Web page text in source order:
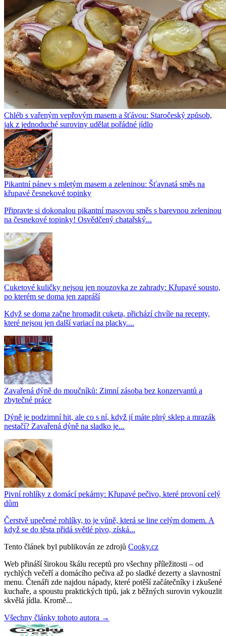
Chléb s vařeným vepřovým masem a šťávou: Staročeský způsob,
jak z jednoduché suroviny udělat pořádné jídlo
Pikantní pánev s mletým masem a zeleninou: Šťavnatá směs na
křupavé česnekové topinky
Připravte si dokonalou pikantní masovou směs s barevnou zeleninou
na česnekové topinky! Osvědčený chatařský...
Cuketové kuličky nejsou jen nouzovka ze zahrady: Křupavé sousto,
po kterém se doma jen zapráší
Když se doma začne hromadit cuketa, přichází chvíle na recepty,
které nejsou jen další variací na placky....
Zavařená dýně do moučníků: Zimní zásoba bez konzervantů a
zbytečné práce
Dýně je podzimní hit, ale co s ní, když jí máte plný sklep a mrazák
nestačí? Zavařená dýně na sladko je...
Pivní rohlíky z domácí pekárny: Křupavé pečivo, které provoní celý
dům
Čerstvě upečené rohlíky, to je vůně, která se line celým domem. A
když se do těsta přidá světlé pivo, získá...
Tento článek byl publikován ze zdrojů Cooky.cz
Web přináší širokou škálu receptů pro všechny příležitosti – od
rychlých večeří a domácího pečiva až po sladké dezerty a slavnostní
menu. Čtenáři zde najdou nápady, které potěší začátečníky i zkušené
kuchaře, a spoustu praktických tipů, jak z běžných surovin vykouzlit
skvělá jídla. Kromě...
Všechny články tohoto autora →